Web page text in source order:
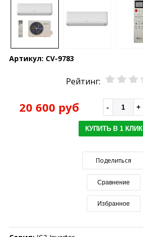
Артикул: CV-9783
Рейтинг:
20 600 руб
КУПИТЬ В 1 КЛИК
Поделиться
Сравнение
Избранное